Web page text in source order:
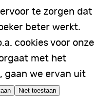
te zorgen dat
beter werkt.
cookies voor onze
met het
gaan we ervan uit
Niet toestaan